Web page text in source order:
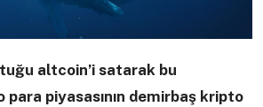
altcoin’i satarak bu
piyasasının demirbaş kripto